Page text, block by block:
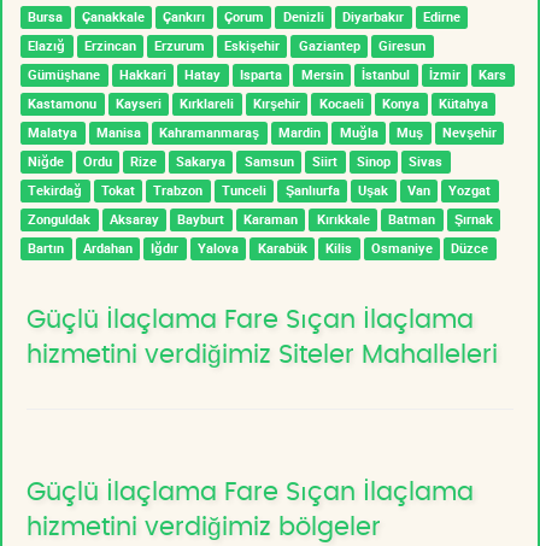
Bursa Çanakkale Çankırı Çorum Denizli Diyarbakır
Edirne
Elazığ
Erzincan Erzurum Eskişehir Gaziantep
Giresun
Gümüşhane
Hakkari Hatay Isparta Mersin İstanbul İzmir
Kars
Kastamonu
Kayseri Kırklareli Kırşehir Kocaeli Konya
Kütahya
Malatya
Manisa Kahramanmaraş Mardin Muğla Muş
Nevşehir
Niğde
Ordu Rize Sakarya Samsun Siirt Sinop
Sivas
Tekirdağ
Tokat Trabzon Tunceli Şanlıurfa Uşak Van
Yozgat
Zonguldak
Aksaray Bayburt Karaman Kırıkkale Batman
Şırnak
Bartın
Ardahan Iğdır Yalova Karabük Kilis Osmaniye Düzce
Güçlü İlaçlama Fare Sıçan İlaçlama
hizmetini verdiğimiz Siteler Mahalleleri
Güçlü İlaçlama Fare Sıçan İlaçlama
hizmetini verdiğimiz bölgeler